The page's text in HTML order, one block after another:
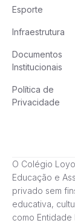
Esporte
Infraestrutura
Documentos
Institucionais
Política de
Privacidade
O Colégio
Educação e
privado sem
educativa,
como Entidade